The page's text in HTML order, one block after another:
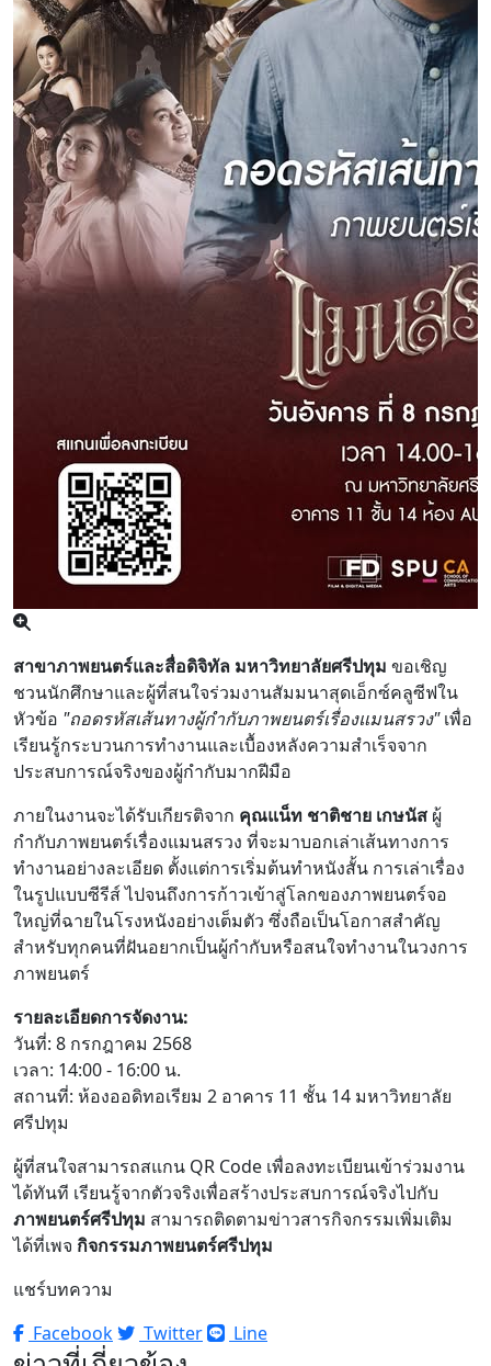
สาขาภาพยนตร์และสื่อดิจิทัล มหาวิทยาลัยศรีปทุม ขอเชิญ
ชวนนักศึกษาและผู้ที่สนใจร่วมงานสัมมนาสุดเอ็กซ์คลูซีฟใน
หัวข้อ "ถอดรหัสเส้นทางผู้กำกับภาพยนตร์เรื่องแมนสรวง"เพื่อ
เรียนรู้กระบวนการทำงานและเบื้องหลังความสำเร็จจาก
ประสบการณ์จริงของผู้กำกับมากฝีมือ
ภายในงานจะได้รับเกียรติจาก คุณแน็ท ชาติชาย เกษนัส ผู้
กำกับภาพยนตร์เรื่องแมนสรวง ที่จะมาบอกเล่าเส้นทางการ
ทำงานอย่างละเอียด ตั้งแต่การเริ่มต้นทำหนังสั้น การเล่าเรื่อง
ในรูปแบบซีรีส์ ไปจนถึงการก้าวเข้าสู่โลกของภาพยนตร์จอ
ใหญ่ที่ฉายในโรงหนังอย่างเต็มตัว ซึ่งถือเป็นโอกาสสำคัญ
สำหรับทุกคนที่ฝันอยากเป็นผู้กำกับหรือสนใจทำงานในวงการ
ภาพยนตร์
รายละเอียดการจัดงาน:
วันที่: 8 กรกฎาคม 2568
เวลา: 14:00 - 16:00 น.
สถานที่: ห้องออดิทอเรียม 2 อาคาร 11 ชั้น 14 มหาวิทยาลัย
ศรีปทุม
ผู้ที่สนใจสามารถสแกน QR Code เพื่อลงทะเบียนเข้าร่วมงาน
ได้ทันที เรียนรู้จากตัวจริงเพื่อสร้างประสบการณ์จริงไปกับ
ภาพยนตร์ศรีปทุม สามารถติดตามข่าวสารกิจกรรมเพิ่มเติม
ได้ที่เพจ กิจกรรมภาพยนตร์ศรีปทุม
แชร์บทความ
Facebook
Twitter Line